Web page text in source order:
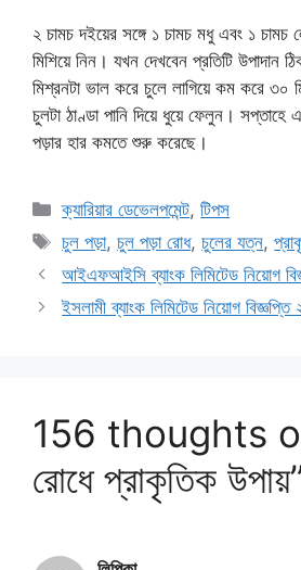
২ চামচ দইয়ের সঙ্গে ১ চামচ মধু এবং ১ চামচ
মিশিয়ে নিন। যখন দেখবেন প্রতিটি উপাদান
মিশ্রনটা ভাল করে চুলে লাগিয়ে কম করে ৩০
চুলটা ঠাণ্ডা পানি দিয়ে ধুয়ে ফেলুন।
পড়ার হার কমতে শুরু করেছে।
Categories
ক্যারিয়ার ডেভেলপমেন্ট,টিপস
Tags
চুল পড়া,চুল পড়া রোধ,চুলের যত্ন,
আইএফআইসি ব্যাংক লিমিটেড নিয়োগ
ইসলামী ব্যাংক লিমিটেড নিয়োগ
156 thoughts
রোধে প্রাকৃতিক